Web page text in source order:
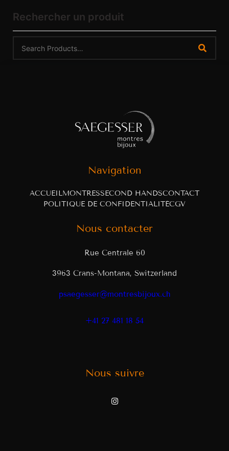
Rechercher un produit
Navigation
ACCUEILMONTRESSECOND HANDSCONTACT
POLITIQUE DE CONFIDENTIALITÉCGV
Nous contacter
Rue Centrale 60
3963 Crans-Montana, Switzerland
psaegesser@montresbijoux.ch
+41 27 481 18 54
Nous suivre